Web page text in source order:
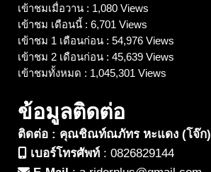
เข้าชมเมื่อวาน : 1,080 Views
เข้าชม เดือนนี้ : 6,701 Views
เข้าชม 1 เดือนก่อน : 54,976 Views
เข้าชม 2 เดือนก่อน : 45,639 Views
เข้าชมทั้งหมด : 1,045,301 Views
ข้อมูลติดต่อ
ติดต่อ : คุณชิณท์ณภัทร หะแดง (โจ๊ก)
เบอร์โทรศัพท์ : 0826829144